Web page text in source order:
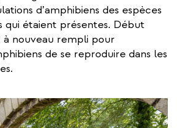
d’amphibiens des espèces
qui étaient présentes. Début
à nouveau rempli pour
de se reproduire dans les